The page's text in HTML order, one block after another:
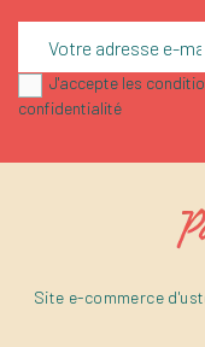
J'accepte les
confidentialité
Site e-commerce